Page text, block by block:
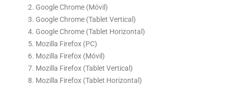
Google Chrome (Móvil)
Google Chrome (Tablet Vertical)
Google Chrome (Tablet Horizontal)
Mozilla Firefox (PC)
Mozilla Firefox (Móvil)
Mozilla Firefox (Tablet Vertical)
Mozilla Firefox (Tablet Horizontal)